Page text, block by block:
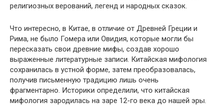
религиозных верований, легенд и народных сказок.
Что интересно, в Китае, в отличие от Древней Греции и
Рима, не было Гомера или Овидия, которые могли бы
пересказать свои древние мифы, создав хорошо
выраженные литературные записи. Китайская мифология
сохранилась в устной форме, затем преобразовалась,
получив письменную традицию лишь очень
фрагментарно. Историки определили, что китайская
мифология зародилась на заре 12-го века до нашей эры.